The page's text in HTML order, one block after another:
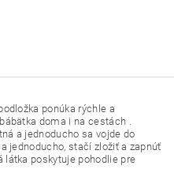
ponúka rýchle a
doma i na cestách .
a jednoducho sa vojde do
jednoducho, stačí zložiť a zapnúť
látka poskytuje pohodlie pre